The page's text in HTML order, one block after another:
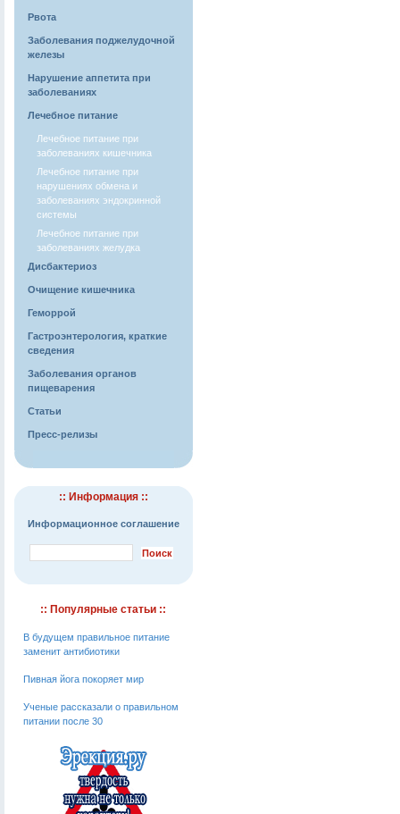
Рвота
Заболевания поджелудочной
железы
Нарушение аппетита при
заболеваниях
Лечебное питание
Лечебное питание при
заболеваниях кишечника
Лечебное питание при
нарушениях обмена и
заболеваниях эндокринной
системы
Лечебное питание при
заболеваниях желудка
Дисбактериоз
Очищение кишечника
Геморрой
Гастроэнтерология, краткие
сведения
Заболевания органов
пищеварения
Статьи
Пресс-релизы
:: Информация ::
Информационное соглашение
:: Популярные статьи ::
В будущем правильное питание
заменит антибиотики
Пивная йога покоряет мир
Ученые рассказали о правильном
питании после 30